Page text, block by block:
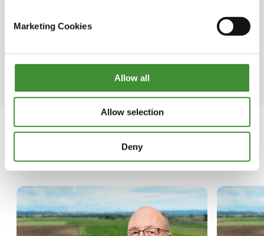
Marketing Cookies
Allow all
Allow selection
Deny
nuestro clima, la última década
ha sido con toda probabilidad
la más calurosa de los últimos
125.000 años.
En esta serie